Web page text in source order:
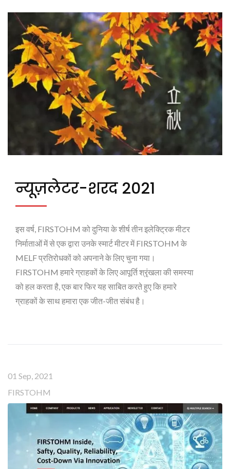
न्यूज़लेटर-शरद 2021
इस वर्ष, FIRSTOHM को दुनिया के शीर्ष तीन इलेक्ट्रिक मीटर
निर्माताओं में से एक द्वारा उनके स्मार्ट मीटर में FIRSTOHM के
MELF प्रतिरोधकों को अपनाने के लिए चुना गया।
FIRSTOHM हमारे ग्राहकों के लिए आपूर्ति श्रृंखला की समस्या
को हल करता है, एक बार फिर यह साबित करते हुए कि हमारे
ग्राहकों के साथ हमारा एक जीत-जीत संबंध है।
01 Sep, 2021
FIRSTOHM